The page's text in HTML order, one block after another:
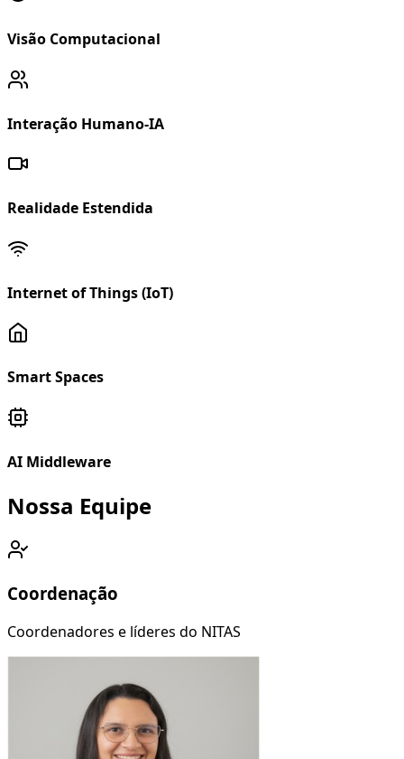
Visão Computacional
Interação Humano-IA
Realidade Estendida
Internet of Things (IoT)
Smart Spaces
AI Middleware
Nossa Equipe
Coordenação
Coordenadores e líderes do NITAS